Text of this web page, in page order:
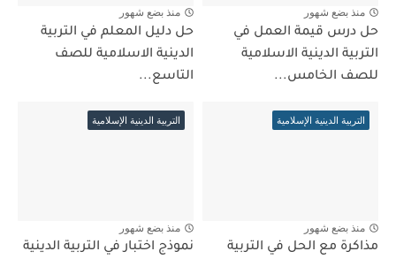
منذ بضع شهور
حل درس قيمة العمل في
التربية الدينية الاسلامية
للصف الخامس...
منذ بضع شهور
حل دليل المعلم في التربية
الدينية الاسلامية للصف
التاسع...
التربية الدينية الإسلامية
منذ بضع شهور
مذاكرة مع الحل في التربية
التربية الدينية الإسلامية
منذ بضع شهور
نموذج اختبار في التربية الدينية